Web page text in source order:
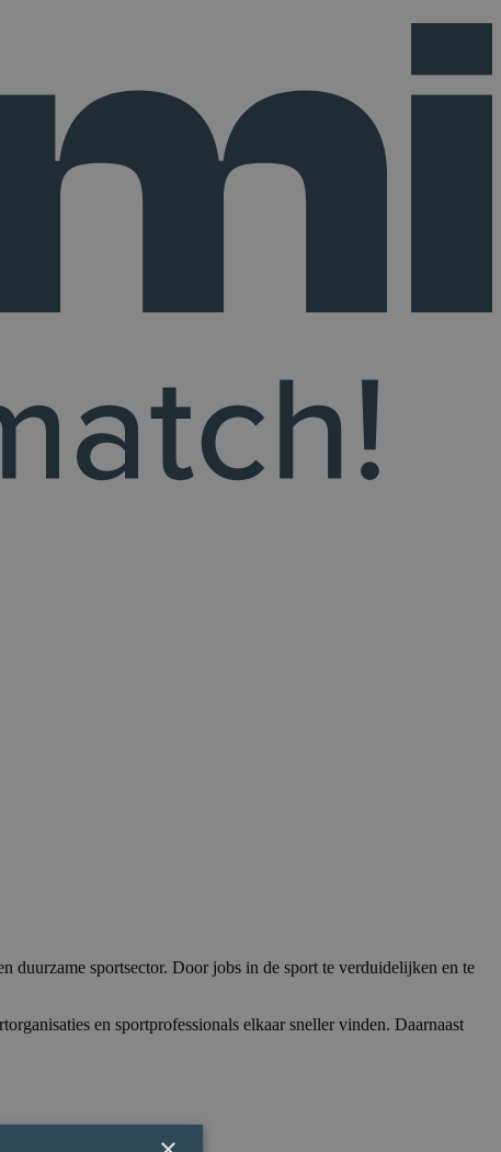
duurzame sportsector. Door jobs in de sport te verduidelijken en te
en sportprofessionals elkaar sneller vinden. Daarnaast